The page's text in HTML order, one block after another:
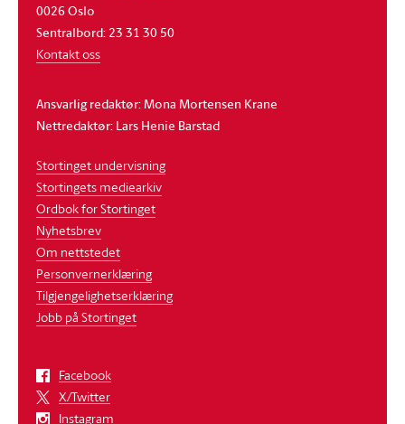
0026 Oslo
Sentralbord: 23 31 30 50
Kontakt oss
Ansvarlig redaktør: Mona Mortensen Krane
Nettredaktør: Lars Henie Barstad
Stortinget undervisning
Stortingets mediearkiv
Ordbok for Stortinget
Nyhetsbrev
Om nettstedet
Personvernerklæring
Tilgjengelighetserklæring
Jobb på Stortinget
Facebook
X/Twitter
Instagram